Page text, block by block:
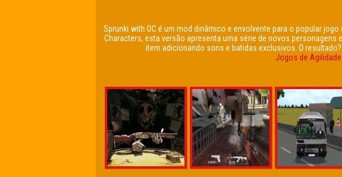
Sprunki with OC é um mod dinâmico e envolvente para o popular
Characters, esta versão apresenta uma série de novos
item adicionando sons e batidas exclusivos. O
Jogos de Agilidade